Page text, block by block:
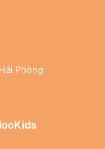
Phòng